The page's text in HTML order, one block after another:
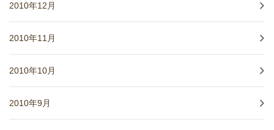
2010年12月
2010年11月
2010年10月
2010年9月